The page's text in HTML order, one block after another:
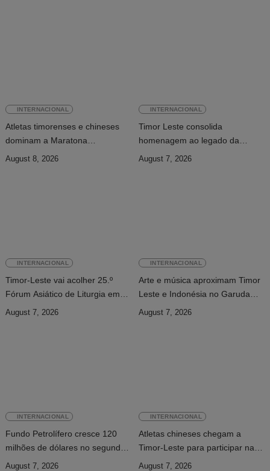
INTERNACIONAL
Atletas timorenses e chineses
dominam a Maratona
Internacional de Díli
August 8, 2026
INTERNACIONAL
Timor Leste consolida
homenagem ao legado da
INTERFET com avanço de
August 7, 2026
INTERNACIONAL
Timor-Leste vai acolher 25.º
Fórum Asiático de Liturgia em
setembro
August 7, 2026
INTERNACIONAL
Arte e música aproximam Timor
Leste e Indonésia no Garuda
Sakti Crossborder Fest 2026
August 7, 2026
INTERNACIONAL
Fundo Petrolífero cresce 120
milhões de dólares no segundo
trimestre
August 7, 2026
INTERNACIONAL
Atletas chineses chegam a
Timor-Leste para participar na
Maratona Internacional de Díli
August 7, 2026